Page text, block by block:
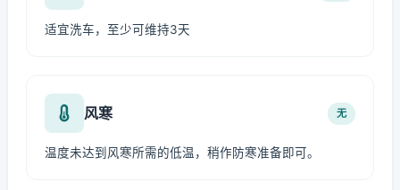
适宜洗车，至少可维持3天
风寒 无
温度未达到风寒所需的低温，稍作防寒准备即可。